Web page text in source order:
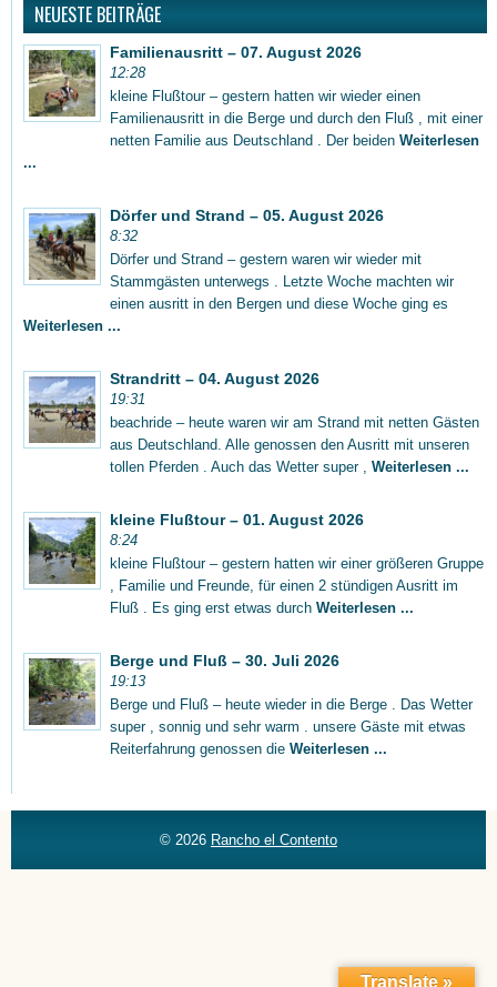
NEUESTE BEITRÄGE
Familienausritt – 07. August 2026
12:28
kleine Flußtour – gestern hatten wir wieder einen
Familienausritt in die Berge und durch den Fluß , mit einer
netten Familie aus Deutschland . Der beiden Weiterlesen
...
Dörfer und Strand – 05. August 2026
8:32
Dörfer und Strand – gestern waren wir wieder mit
Stammgästen unterwegs . Letzte Woche machten wir
einen ausritt in den Bergen und diese Woche ging es
Weiterlesen ...
Strandritt – 04. August 2026
19:31
beachride – heute waren wir am Strand mit netten Gästen
aus Deutschland. Alle genossen den Ausritt mit unseren
tollen Pferden . Auch das Wetter super , Weiterlesen ...
kleine Flußtour – 01. August 2026
8:24
kleine Flußtour – gestern hatten wir einer größeren Gruppe
, Familie und Freunde, für einen 2 stündigen Ausritt im
Fluß . Es ging erst etwas durch Weiterlesen ...
Berge und Fluß – 30. Juli 2026
19:13
Berge und Fluß – heute wieder in die Berge . Das Wetter
super , sonnig und sehr warm . unsere Gäste mit etwas
Reiterfahrung genossen die Weiterlesen ...
© 2026 Rancho el Contento
Translate »